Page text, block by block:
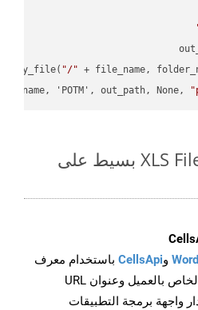
"/" + file_name,
'POTM', out_path, None,
تحويل XLS Files to POTM بسيط على
وCellsApi باستخدام معرف
العميل والسر الخاص بالعميل وعنوان URL
واجهة برمجة التطبيقات